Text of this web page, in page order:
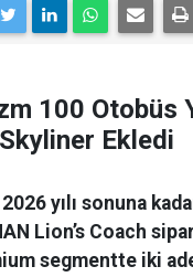
100 Otobüs
Ekledi
yılı sonuna
Lion’s Coach
segmentte iki